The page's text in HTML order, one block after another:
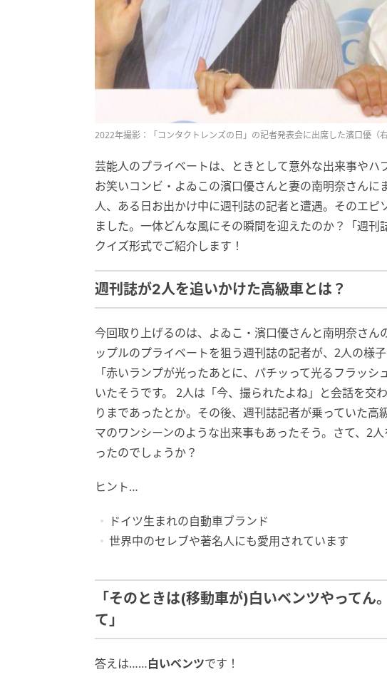
2022年撮影：「コンタクトレンズの日」の記者発表会に出席した濱口優（
芸能人のプライベートは、ときとして意外な出来事やハ
お笑いコンビ・よゐこの濱口優さんと妻の南明奈さんに
人、ある日お出かけ中に週刊誌の記者と遭遇。そのエピ
ました。一体どんな風にその瞬間を迎えたのか？「週
クイズ形式でご紹介します！
週刊誌が2人を追いかけた高級車とは？
今回取り上げるのは、よゐこ・濱口優さんと南明奈さん
ップルのプライベートを狙う週刊誌の記者が、2人の様
「赤いランプが光ったあとに、パチッって光るフラッ
いたそうです。 2人は「今、撮られたよね」と会話を交
りまであったとか。その後、週刊誌記者が乗っていた高
マのワンシーンのような出来事もあったそう。さて、2
ったのでしょうか？
ヒント…
ドイツ生まれの自動車ブランド
世界中のセレブや著名人にも愛用されています
「そのときは(移動車が)白いベンツやってん
て」
答えは……白いベンツです！